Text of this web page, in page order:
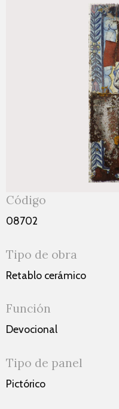
Código
08702
Tipo de obra
Retablo cerámico
Función
Devocional
Tipo de panel
Pictórico